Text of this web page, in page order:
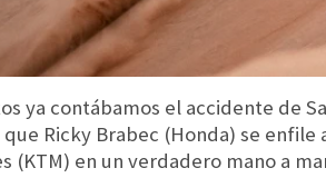
ya contábamos el accidente de
Ricky Brabec (Honda) se
(KTM) en un verdadero mano a